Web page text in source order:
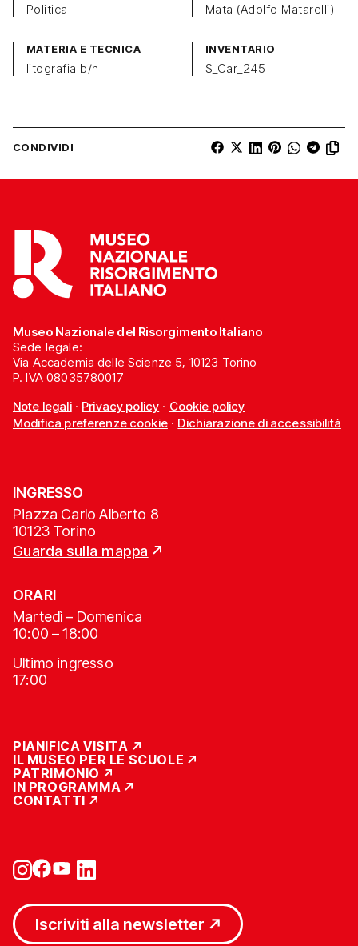
Politica Mata (Adolfo Matarelli)
MATERIA E TECNICA
litografia b/n
INVENTARIO
S_Car_245
CONDIVIDI
Museo Nazionale del Risorgimento Italiano
Sede legale:
Via Accademia delle Scienze 5, 10123 Torino
P. IVA 08035780017
Note legali· Privacy policy · Cookie policy
Modifica preferenze cookie· Dichiarazione di accessibilità
INGRESSO
Piazza Carlo Alberto 8
10123 Torino
Guarda sulla mappa
ORARI
Martedì – Domenica
10:00 – 18:00
Ultimo ingresso
17:00
PIANIFICA VISITA
IL MUSEO PER LE SCUOLE
PATRIMONIO
IN PROGRAMMA
CONTATTI
Iscriviti alla newsletter